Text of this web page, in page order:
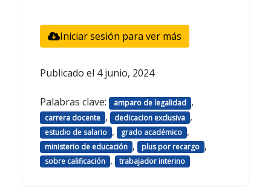
Iniciar sesión para ver más
Publicado el 4 junio, 2024
Palabras clave: amparo de legalidad ,
carrera docente , dedicacion exclusiva ,
estudio de salario , grado académico ,
ministerio de educación , plus por recargo ,
sobre calificación , trabajador interino